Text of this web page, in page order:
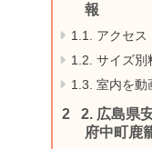
報
1.1.
アクセス
1.2. サイズ別
1.3. 室内を動
2. 広島県
府中町鹿